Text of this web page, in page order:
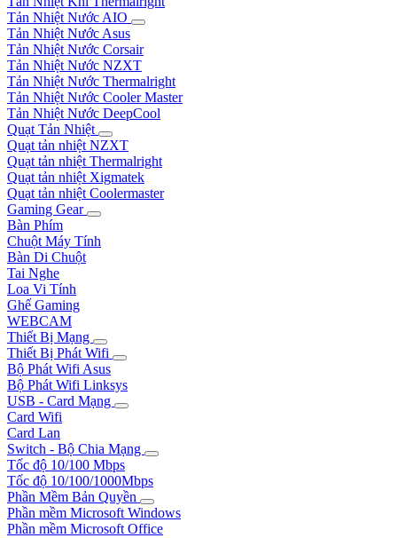
Tản Nhiệt Nước AIO
Tản Nhiệt Nước Asus
Tản Nhiệt Nước Corsair
Tản Nhiệt Nước NZXT
Tản Nhiệt Nước Thermalright
Tản Nhiệt Nước Cooler Master
Tản Nhiệt Nước DeepCool
Quạt Tản Nhiệt
Quạt tản nhiệt NZXT
Quạt tản nhiệt Thermalright
Quạt tản nhiệt Xigmatek
Quạt tản nhiệt Coolermaster
Gaming Gear
Bàn Phím
Chuột Máy Tính
Bàn Di Chuột
Tai Nghe
Loa Vi Tính
Ghế Gaming
WEBCAM
Thiết Bị Mạng
Thiết Bị Phát Wifi
Bộ Phát Wifi Asus
Bộ Phát Wifi Linksys
USB - Card Mạng
Card Wifi
Card Lan
Switch - Bộ Chia Mạng
Tốc độ 10/100 Mbps
Tốc độ 10/100/1000Mbps
Phần Mềm Bản Quyền
Phần mềm Microsoft Windows
Phần mềm Microsoft Office